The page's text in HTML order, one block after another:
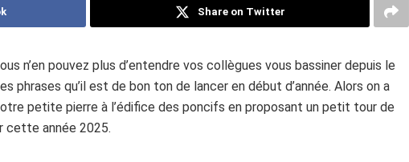
Share on Twitter
n’en pouvez plus d’entendre vos collègues vous bassiner depuis le
phrases qu’il est de bon ton de lancer en début d’année. Alors on a
petite pierre à l’édifice des poncifs en proposant un petit tour de
cette année 2025.